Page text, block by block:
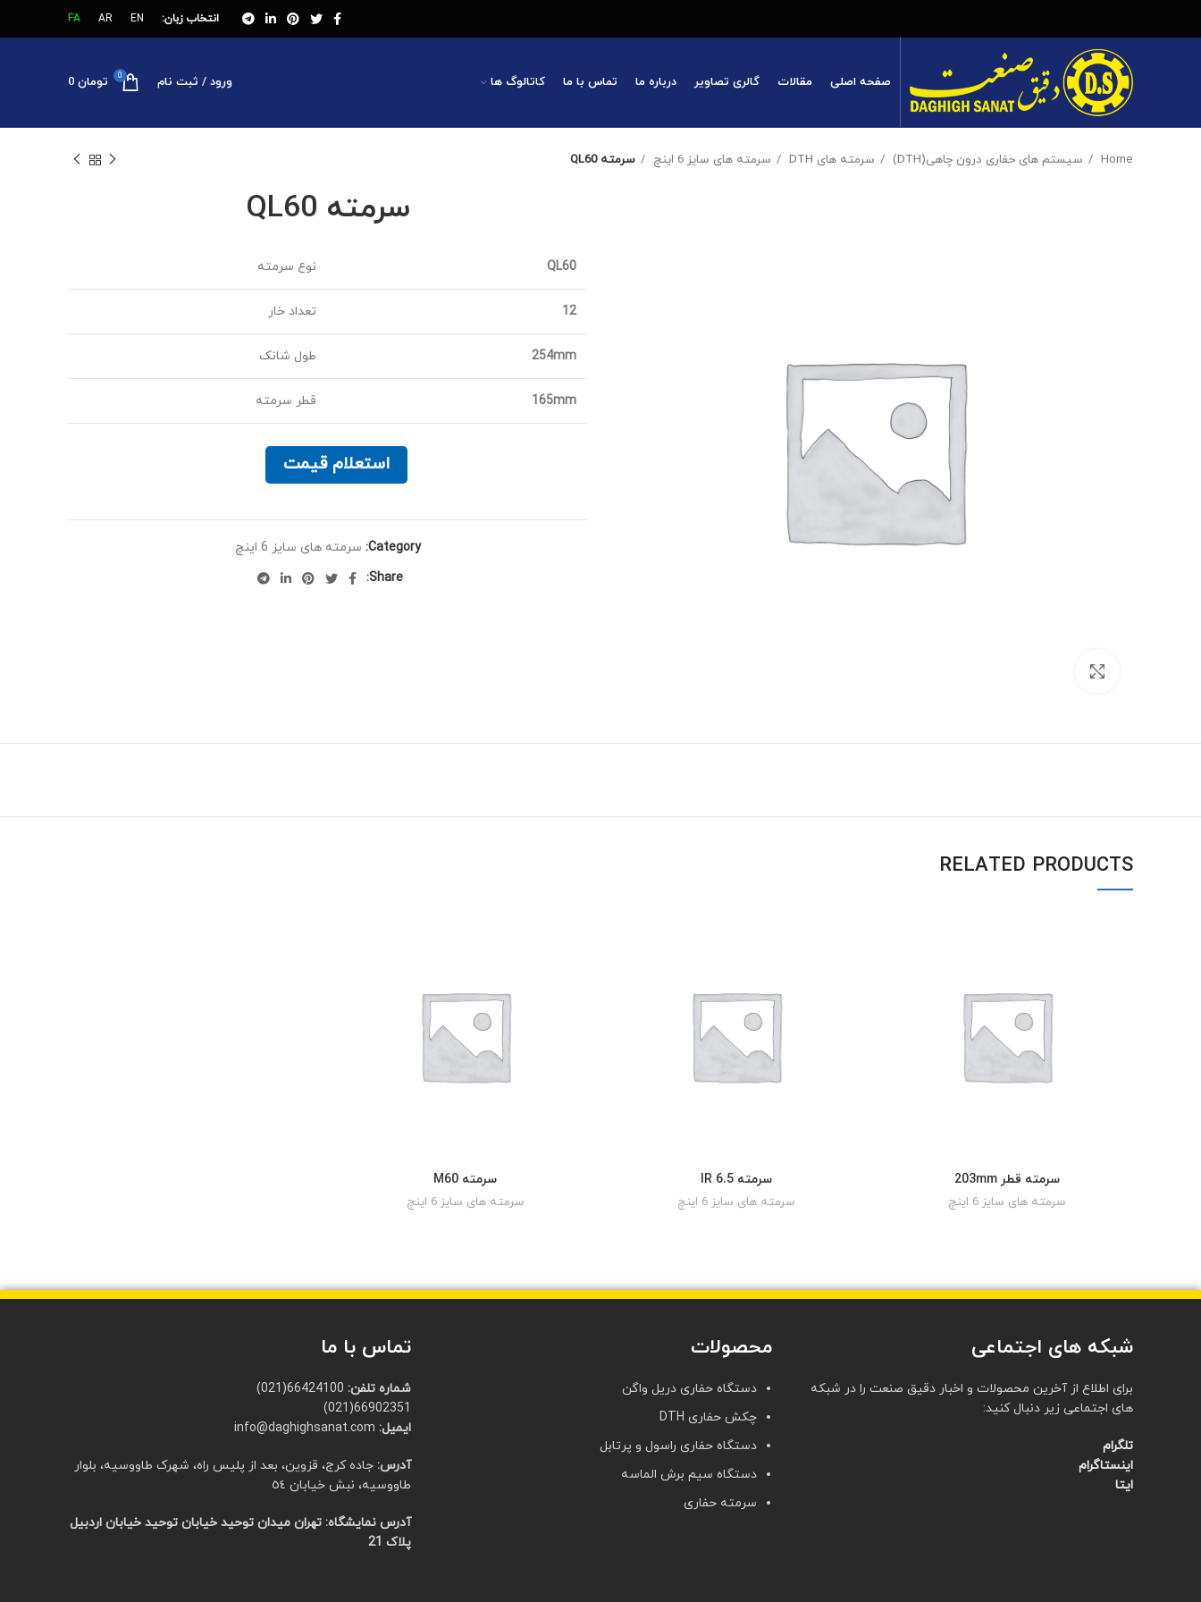
انتخاب زبان: EN
AR
FA
صفحه اصلی مقالات گالری تصاویر درباره ما تماس با ما کاتالوگ ها ورود / ثبت نام 0 تومان
Home سیستم های حفاری درون چاهی(DTH) سرمته های DTH سرمته های سایز 6 اینچ سرمته QL60
سرمته QL60
نوع سرمته QL60
تعداد خار 12
طول شانک 254mm
قطر سرمته 165mm
استعلام قیمت
Category: سرمته های سایز 6 اینچ
Share:
RELATED PRODUCTS
READ MORE
سرمته قطر 203mm
سرمته های سایز 6 اینچ
READ MORE
سرمته IR 6.5
سرمته های سایز 6 اینچ
READ MORE
سرمته M60
سرمته های سایز 6 اینچ
شبکه های اجتماعی
برای اطلاع از آخرین محصولات و اخبار دقیق صنعت را در شبکه
های اجتماعی زیر دنبال کنید:
تلگرام
اینستاگرام
ایتا
محصولات
دستگاه حفاری دریل واگن
چکش حفاری DTH
دستگاه حفاری راسول و پرتابل
دستگاه سیم برش الماسه
سرمته حفاری
تماس با ما
شماره تلفن:
66902351(021)
ایمیل:
آدرس: جاده کرج، قزوین، بعد از پلیس راه، شهرک طاووسیه، بلوار
طاووسیه، نبش خیابان ٥٤
آدرس نمایشگاه: تهران میدان توحید خیابان توحید خیابان اردبیل
پلاک 21